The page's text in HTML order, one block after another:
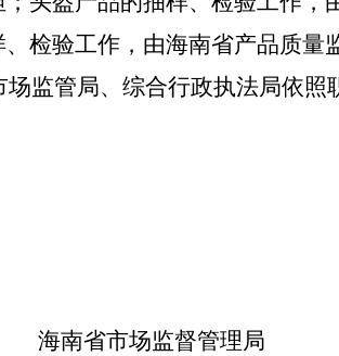
、检验工作，由海南省产品质量
场监管局、综合行政执法局依
海南省市场监督管理局